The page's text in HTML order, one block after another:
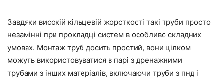
Завдяки високій кільцевій жорсткості такі труби просто
незамінні при прокладці систем в особливо складних
умовах. Монтаж труб досить простий, вони цілком
можуть використовуватися в парі з дренажними
трубами з інших матеріалів, включаючи труби з пнд і